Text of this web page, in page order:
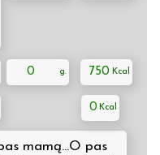
0 750
0
mamą...O pas